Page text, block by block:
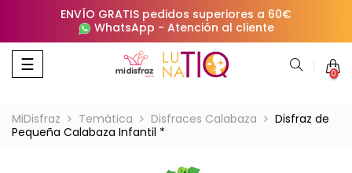
ENVÍO GRATIS pedidos superiores a 60€
WhatsApp - Atención al cliente
Navegación
de
☰ 0
MiDisfraz Temática Disfraces Calabaza
Disfraz de
Pequeña Calabaza Infantil *